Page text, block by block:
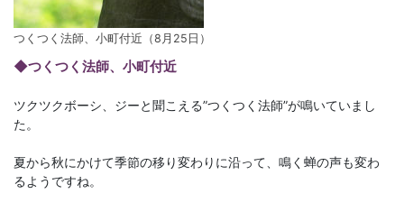
つくつく法師、小町付近（8月25日）
◆つくつく法師、小町付近
ツクツクボーシ、ジーと聞こえる”つくつく法師”が鳴いていまし
た。
夏から秋にかけて季節の移り変わりに沿って、鳴く蝉の声も変わ
るようですね。